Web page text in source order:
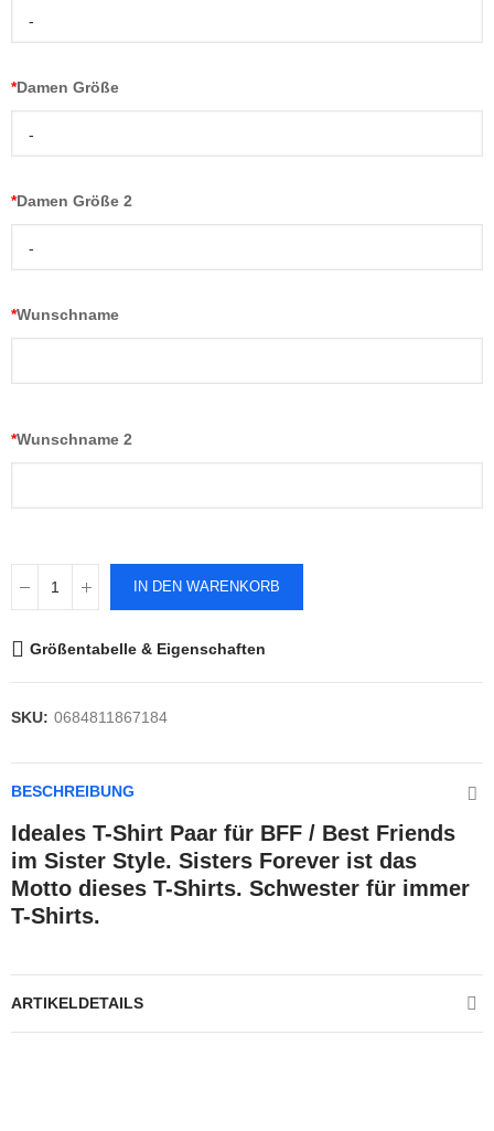
-
*Damen Größe
-
*Damen Größe 2
-
*Wunschname
*Wunschname 2
IN DEN WARENKORB
Größentabelle & Eigenschaften
SKU: 0684811867184
BESCHREIBUNG
Ideales T-Shirt Paar für BFF / Best Friends
im Sister Style. Sisters Forever ist das
Motto dieses T-Shirts. Schwester für immer
T-Shirts.
ARTIKELDETAILS